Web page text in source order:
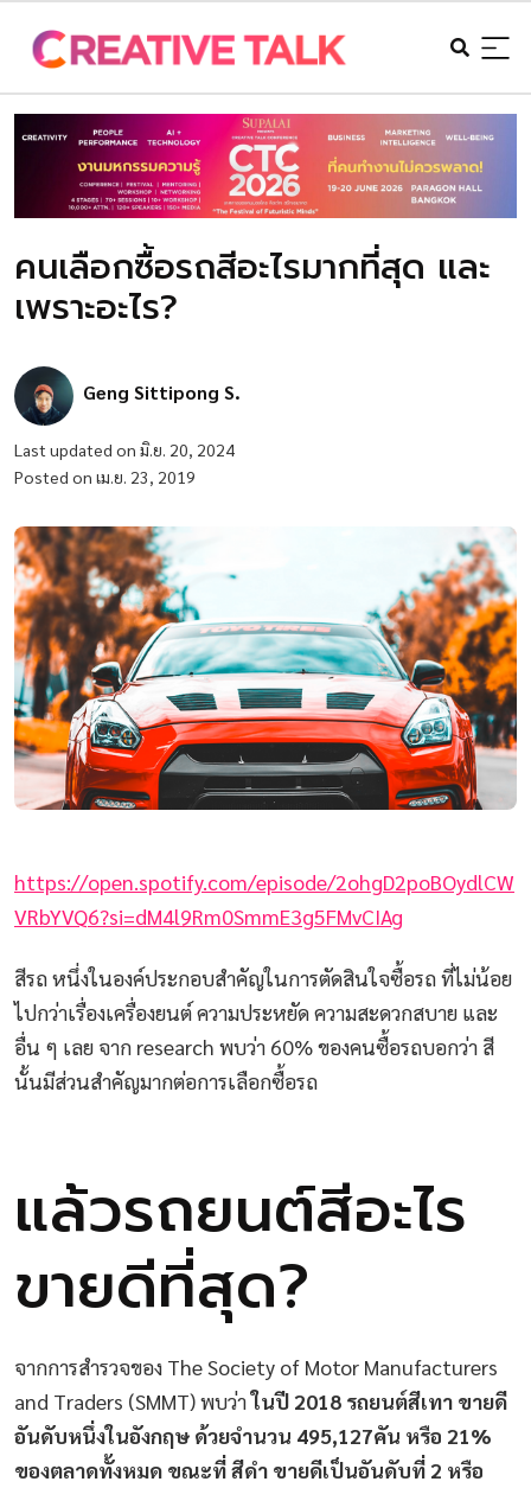
คนเลือกซื้อรถสีอะไรมากที่สุด และ
เพราะอะไร?
Geng Sittipong S.
Last updated on มิ.ย. 20, 2024
Posted on เม.ย. 23, 2019
https://open.spotify.com/episode/2ohgD2poBOydlCW
VRbYVQ6?si=dM4l9Rm0SmmE3g5FMvCIAg
สีรถ หนึ่งในองค์ประกอบสำคัญในการตัดสินใจซื้อรถ ที่ไม่น้อย
ไปกว่าเรื่องเครื่องยนต์ ความประหยัด ความสะดวกสบาย และ
อื่น ๆ เลย จาก research พบว่า 60% ของคนซื้อรถบอกว่า สี
นั้นมีส่วนสำคัญมากต่อการเลือกซื้อรถ
แล้วรถยนต์สีอะไร
ขายดีที่สุด?
จากการสำรวจของ The Society of Motor Manufacturers
and Traders (SMMT) พบว่าในปี 2018 รถยนต์สีเทา ขายดี
อันดับหนึ่งในอังกฤษ ด้วยจำนวน 495,127คัน หรือ 21%
ของตลาดทั้งหมด ขณะที่ สีดำ ขายดีเป็นอันดับที่ 2 หรือ